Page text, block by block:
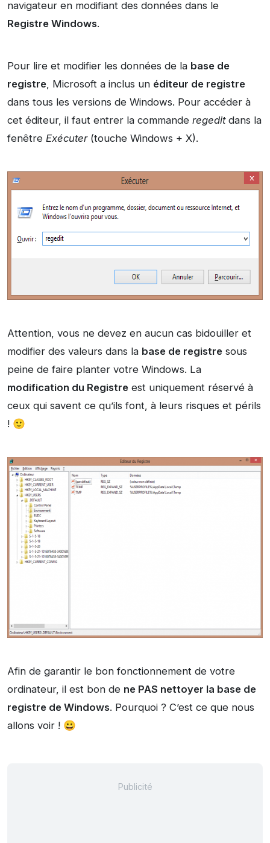
navigateur en modifiant des données dans le
Registre Windows.
Pour lire et modifier les données de la base de
registre, Microsoft a inclus un éditeur de registre
dans tous les versions de Windows. Pour accéder à
cet éditeur, il faut entrer la commande regeditdans la
fenêtre Exécuter(touche Windows + X).
Attention, vous ne devez en aucun cas bidouiller et
modifier des valeurs dans la base de registre sous
peine de faire planter votre Windows. La
modification du Registre est uniquement réservé à
ceux qui savent ce qu’ils font, à leurs risques et périls
! 🙂
Afin de garantir le bon fonctionnement de votre
ordinateur, il est bon de ne PAS nettoyer la base de
registre de Windows. Pourquoi ? C’est ce que nous
allons voir ! 😀